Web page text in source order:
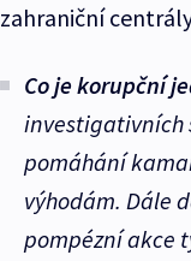
zahraniční
Co je korupční
investigativních
pomáhání
výhodám. Dále
pompézní akce